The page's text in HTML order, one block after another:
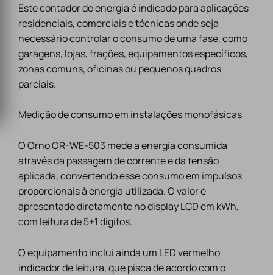
Este contador de energia é indicado para aplicações
residenciais, comerciais e técnicas onde seja
necessário controlar o consumo de uma fase, como
garagens, lojas, frações, equipamentos específicos,
zonas comuns, oficinas ou pequenos quadros
parciais.
Medição de consumo em instalações monofásicas
O Orno OR-WE-503 mede a energia consumida
através da passagem de corrente e da tensão
aplicada, convertendo esse consumo em impulsos
proporcionais à energia utilizada. O valor é
apresentado diretamente no display LCD em kWh,
com leitura de 5+1 dígitos.
O equipamento inclui ainda um LED vermelho
indicador de leitura, que pisca de acordo com o